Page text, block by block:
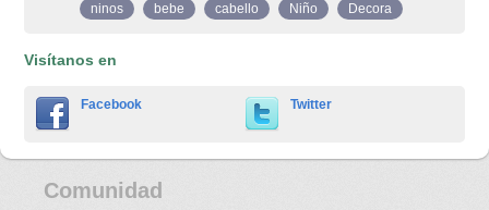
ninos
bebe cabello Niño Decora
Visítanos en
Facebook Twitter
Comunidad